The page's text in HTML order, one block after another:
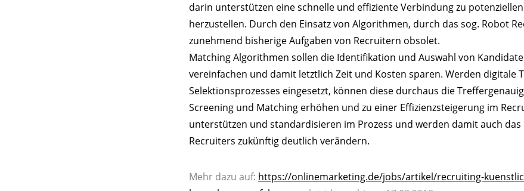
darin unterstützen eine schnelle und effiziente Verbindung zu
herzustellen. Durch den Einsatz von Algorithmen, durch das sog. Robot
zunehmend bisherige Aufgaben von Recruitern obsolet.
Matching Algorithmen sollen die Identifikation und Auswahl von
vereinfachen und damit letztlich Zeit und Kosten sparen. Werden digitale
Selektionsprozesses eingesetzt, können diese durchaus die
Screening und Matching erhöhen und zu einer Effizienzsteigerung im
unterstützen und standardisieren im Prozess und werden damit auch das
Recruiters zukünftig deutlich verändern.
Mehr dazu auf: https://onlinemarketing.de/jobs/artikel/recruiting-